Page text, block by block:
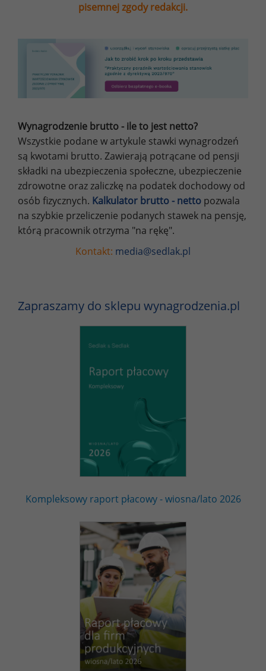
pisemnej zgody redakcji.
Wynagrodzenie brutto - ile to jest netto?
Wszystkie podane w artykule stawki wynagrodzeń
są kwotami brutto. Zawierają potrącane od pensji
składki na ubezpieczenia społeczne, ubezpieczenie
zdrowotne oraz zaliczkę na podatek dochodowy od
osób fizycznych. Kalkulator brutto - netto pozwala
na szybkie przeliczenie podanych stawek na pensję,
którą pracownik otrzyma "na rękę".
Kontakt: media@sedlak.pl
Zapraszamy do sklepu wynagrodzenia.pl
Kompleksowy raport płacowy - wiosna/lato 2026